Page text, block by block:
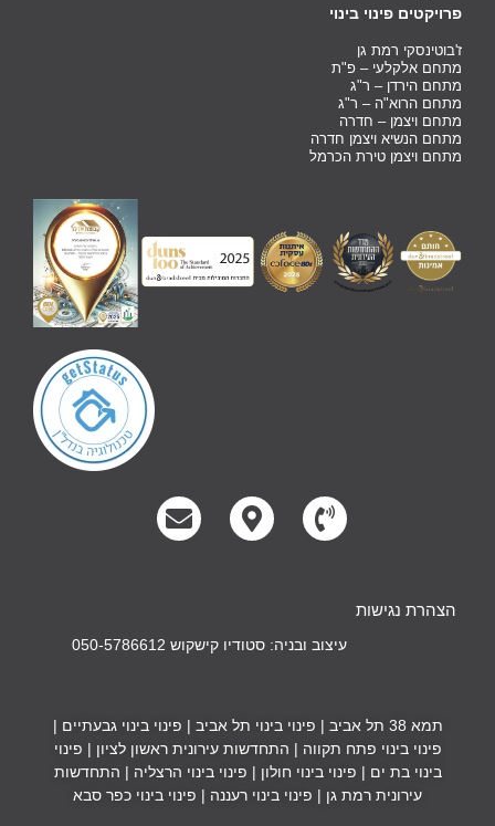
פרויקטים פינוי בינוי
ז'בוטינסקי רמת גן
מתחם אלקלעי – פ"ת
מתחם הירדן – ר"ג
מתחם הרוא"ה – ר"ג
מתחם ויצמן – חדרה
מתחם הנשיא ויצמן חדרה
מתחם ויצמן טירת הכרמל
הצהרת נגישות
עיצוב ובניה: סטודיו קישקוש 050-5786612
תמא 38 תל אביב | פינוי בינוי תל אביב| פינוי בינוי גבעתיים |
פינוי בינוי פתח תקווה | התחדשות עירונית ראשון לציון | פינוי
בינוי בת ים | פינוי בינוי חולון | פינוי בינוי הרצליה | התחדשות
עירונית רמת גן | פינוי בינוי רעננה | פינוי בינוי כפר סבא